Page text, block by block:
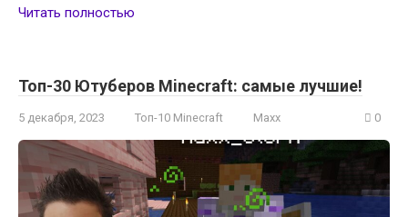
Читать полностью
Топ-30 Ютуберов Minecraft: самые лучшие!
5 декабря, 2023 Топ-10 Minecraft Maxx 0